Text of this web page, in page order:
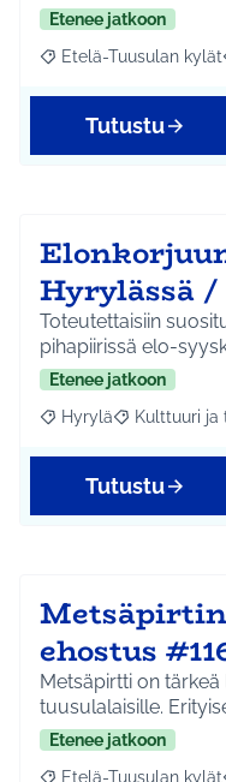
Etenee jatkoon
Rajaa tulokset
Etelä-Tuusulan kylät
Tutustu
Hyrylässä
Toteutettaisiin
pihapiirissä elo-
Etenee jatkoon
Rajaa tulokset
Hyrylä Rajaa
Kulttuuri ja
Tutustu
ehostus
Metsäpirtti on
tuusulalaisille.
Etenee jatkoon
Etelä-Tuusulan kylät